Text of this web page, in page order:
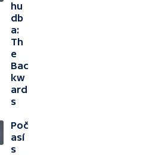
hu
db
a:
Th
e
Bac
kw
ard
s
Poč
así
s